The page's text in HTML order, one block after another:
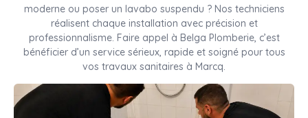
moderne ou poser un lavabo suspendu ? Nos techniciens
réalisent chaque installation avec précision et
professionnalisme. Faire appel à Belga Plomberie, c’est
bénéficier d’un service sérieux, rapide et soigné pour tous
vos travaux sanitaires à Marcq.